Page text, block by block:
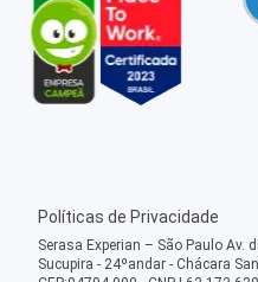
Políticas de Privacidade
Serasa Experian – São Paulo Av.
Sucupira - 24ºandar - Chácara